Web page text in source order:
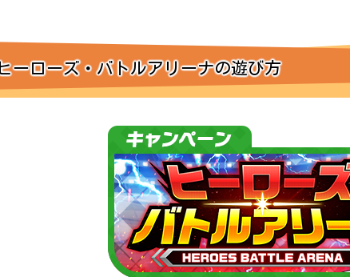
ヒーローズ・バトルアリーナの遊び方